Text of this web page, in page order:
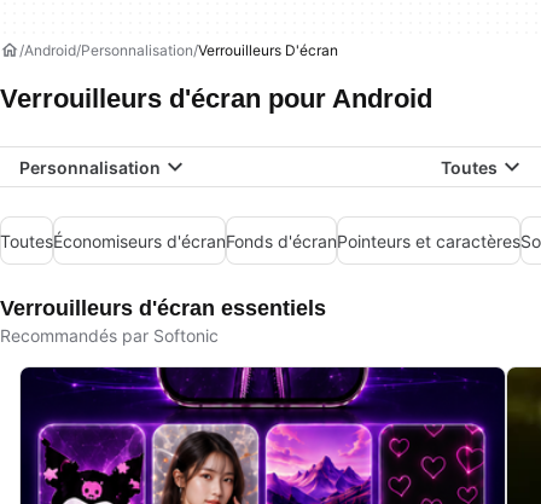
Android Personnalisation Verrouilleurs D'écran
Verrouilleurs d'écran pour Android
Personnalisation Toutes
ToutesÉconomiseurs d'écranFonds d'écranPointeurs et caractères
Verrouilleurs d'écran essentiels
Recommandés par Softonic